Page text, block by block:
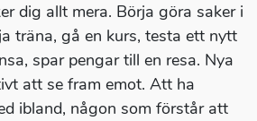
dig allt mera. Börja göra saker i
träna, gå en kurs, testa ett nytt
spar pengar till en resa. Nya
att se fram emot. Att ha
ibland, någon som förstår att